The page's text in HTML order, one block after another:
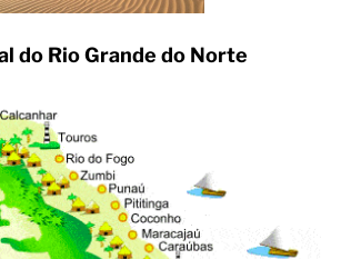
do Rio Grande do Norte